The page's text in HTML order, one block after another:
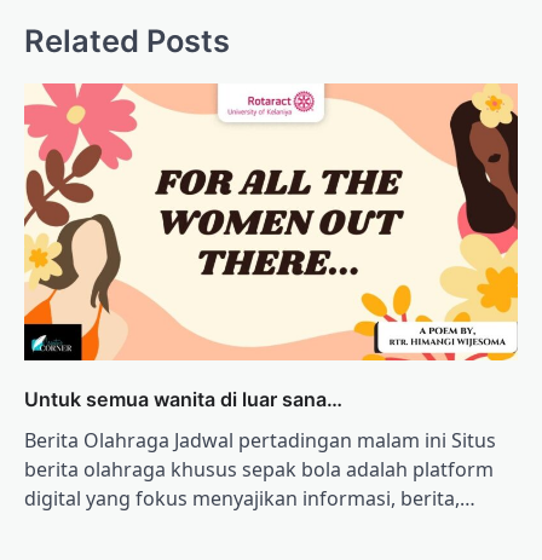
Related Posts
Untuk semua wanita di luar sana…
Berita Olahraga Jadwal pertadingan malam ini Situs
berita olahraga khusus sepak bola adalah platform
digital yang fokus menyajikan informasi, berita,…